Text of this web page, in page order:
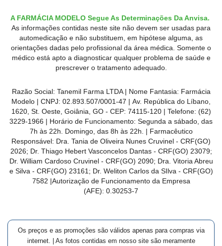
A FARMÁCIA MODELO Segue As Determinações Da Anvisa.
As informações contidas neste site não devem ser usadas para
automedicação e não substituem, em hipótese alguma, as
orientações dadas pelo profissional da área médica. Somente o
médico está apto a diagnosticar qualquer problema de saúde e
prescrever o tratamento adequado.
Razão Social: Tanemil Farma LTDA | Nome Fantasia: Farmácia
Modelo | CNPJ: 02.893.507/0001-47 | Av. República do Líbano,
1620, St. Oeste, Goiânia, GO - CEP: 74115-120 | Telefone: (62)
3229-1966 | Horário de Funcionamento: Segunda a sábado, das
7h às 22h. Domingo, das 8h às 22h. | Farmacêutico
Responsável: Dra. Tania de Oliveira Nunes Cruvinel - CRF(GO)
2026; Dr. Thiago Hebert Vasconcelos Dantas - CRF(GO) 23079;
Dr. William Cardoso Cruvinel - CRF(GO) 2090; Dra. Vitoria Abreu
e Silva - CRF(GO) 23161; Dr. Weliton Carlos da SIlva - CRF(GO)
7582 |Autorização de Funcionamento da Empresa
(AFE): 0.30253-7
Os preços e as promoções são válidos apenas para compras via
internet. | As fotos contidas em nosso site são meramente